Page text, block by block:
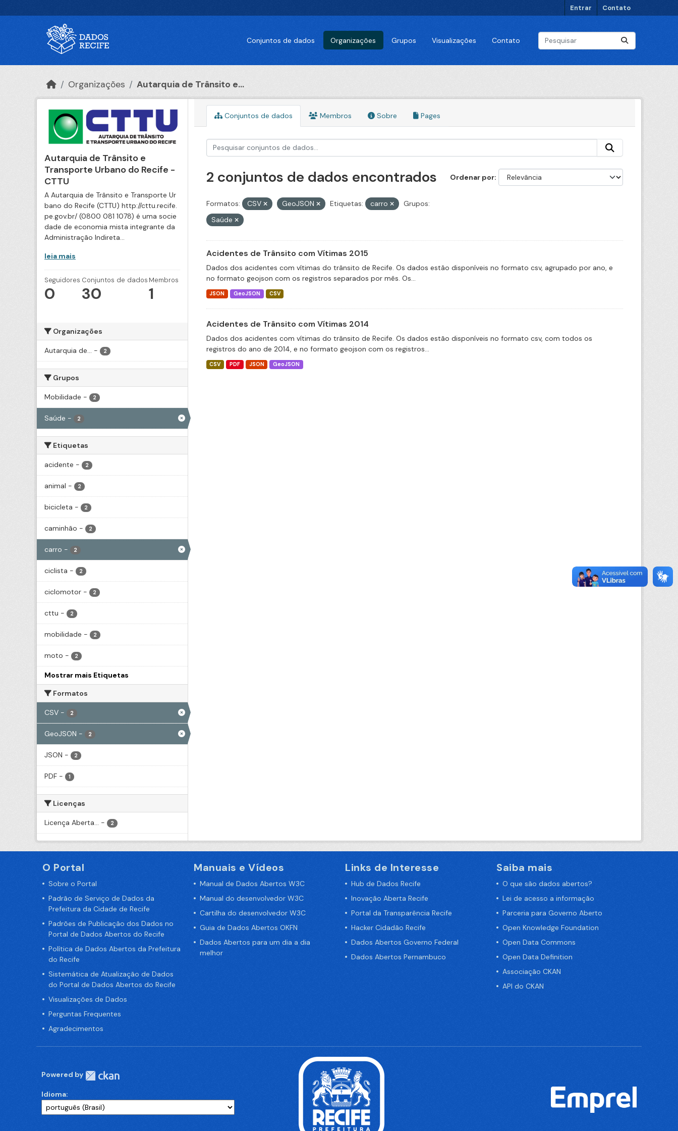
Entrar Contato
Conjuntos de dados Organizações Grupos Visualizações Contato
Organizações Autarquia de Trânsito e...
Autarquia de Trânsito e
Transporte Urbano do Recife -
CTTU
A Autarquia de Trânsito e Transporte Ur
bano do Recife (CTTU) http://cttu.recife.
pe.gov.br/ (0800 081 1078) é uma socie
dade de economia mista integrante da
Administração Indireta...
leia mais
Seguidores
0
Conjuntos de dados
30
Membros
1
Organizações
Autarquia de... - 2
Grupos
Mobilidade - 2
Saúde - 2
Etiquetas
acidente - 2
animal - 2
bicicleta - 2
caminhão - 2
carro - 2
ciclista - 2
ciclomotor - 2
cttu - 2
mobilidade - 2
moto - 2
Mostrar mais Etiquetas
Formatos
CSV - 2
GeoJSON - 2
JSON - 2
PDF - 1
Licenças
Licença Aberta... - 2
Conjuntos de dados Membros Sobre Pages
Ordenar por
2 conjuntos de dados encontrados
Formatos: CSV GeoJSON Etiquetas: carro
Grupos:
Saúde
Acidentes de Trânsito com Vítimas 2015
Dados dos acidentes com vítimas do trânsito de Recife. Os dados estão disponíveis no formato csv, agrupado por ano, e
no formato geojson com os registros separados por mês. Os...
JSON GeoJSON CSV
Acidentes de Trânsito com Vítimas 2014
Dados dos acidentes com vítimas do trânsito de Recife. Os dados estão disponíveis no formato csv, com todos os
registros do ano de 2014, e no formato geojson com os registros...
CSV PDF JSON GeoJSON
O Portal
Sobre o Portal
Padrão de Serviço de Dados da
Prefeitura da Cidade de Recife
Padrões de Publicação dos Dados no
Portal de Dados Abertos do Recife
Política de Dados Abertos da Prefeitura
do Recife
Sistemática de Atualização de Dados
do Portal de Dados Abertos do Recife
Visualizações de Dados
Perguntas Frequentes
Agradecimentos
Manuais e Vídeos
Manual de Dados Abertos W3C
Manual do desenvolvedor W3C
Cartilha do desenvolvedor W3C
Guia de Dados Abertos OKFN
Dados Abertos para um dia a dia
melhor
Links de Interesse
Hub de Dados Recife
Inovação Aberta Recife
Portal da Transparência Recife
Hacker Cidadão Recife
Dados Abertos Governo Federal
Dados Abertos Pernambuco
Saiba mais
O que são dados abertos?
Lei de acesso a informação
Parceria para Governo Aberto
Open Knowledge Foundation
Open Data Commons
Open Data Definition
Associação CKAN
API do CKAN
Powered by
Idioma